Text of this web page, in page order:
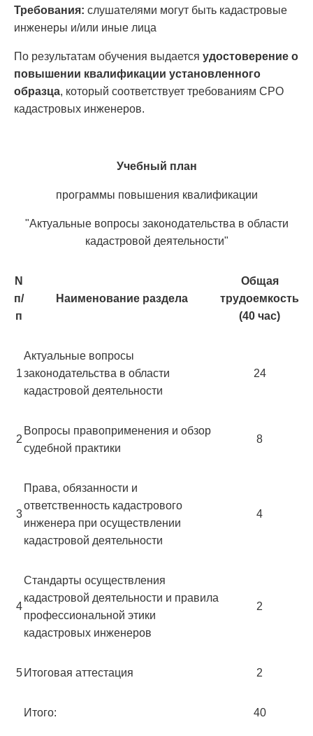
Требования: слушателями могут быть кадастровые
инженеры и/или иные лица
По результатам обучения выдается удостоверение о
повышении квалификации установленного
образца, который соответствует требованиям СРО
кадастровых инженеров.
Учебный план
программы повышения квалификации
"Актуальные вопросы законодательства в области
кадастровой деятельности"
N
п/
п
Наименование раздела
Общая
трудоемкость
(40 час)
1
Актуальные вопросы
законодательства в области
кадастровой деятельности
24
2
Вопросы правоприменения и обзор
судебной практики
8
3
Права, обязанности и
ответственность кадастрового
инженера при осуществлении
кадастровой деятельности
4
4
Стандарты осуществления
кадастровой деятельности и правила
профессиональной этики
кадастровых инженеров
2
5 Итоговая аттестация 2
Итого: 40